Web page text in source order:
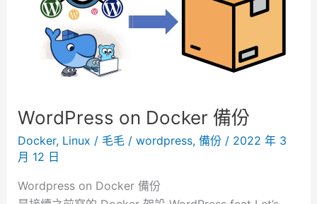
。
傾
瀉
WordPress on Docker 備份
Docker, Linux / 毛毛 / wordpress, 備份/ 2022 年 3
月 12 日
Wordpress on Docker 備份